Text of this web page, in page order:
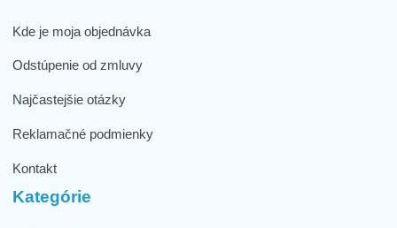
Kde je moja objednávka
Odstúpenie od zmluvy
Najčastejšie otázky
Reklamačné podmienky
Kontakt
Kategórie